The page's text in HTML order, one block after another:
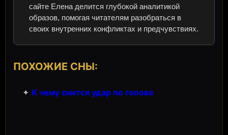
сайте Елена делится глубокой аналитикой
образов, помогая читателям разобраться в
своих внутренних конфликтах и предчувствиях.
ПОХОЖИЕ СНЫ:
✦ К чему снится удар по голове